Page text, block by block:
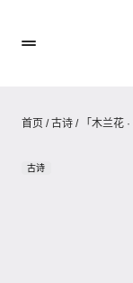
首页 /古诗 / 「木兰花
古诗